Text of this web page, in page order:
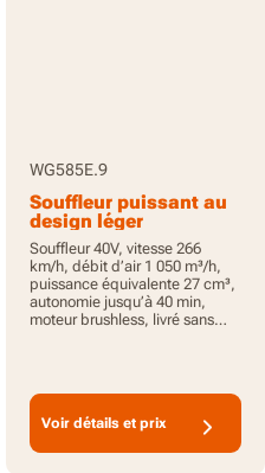
WG585E.9
Souffleur puissant au
design léger
Souffleur 40V, vitesse 266
km/h, débit d’air 1 050 m³/h,
puissance équivalente 27 cm³,
autonomie jusqu’à 40 min,
moteur brushless, livré sans
Voir détails et prix